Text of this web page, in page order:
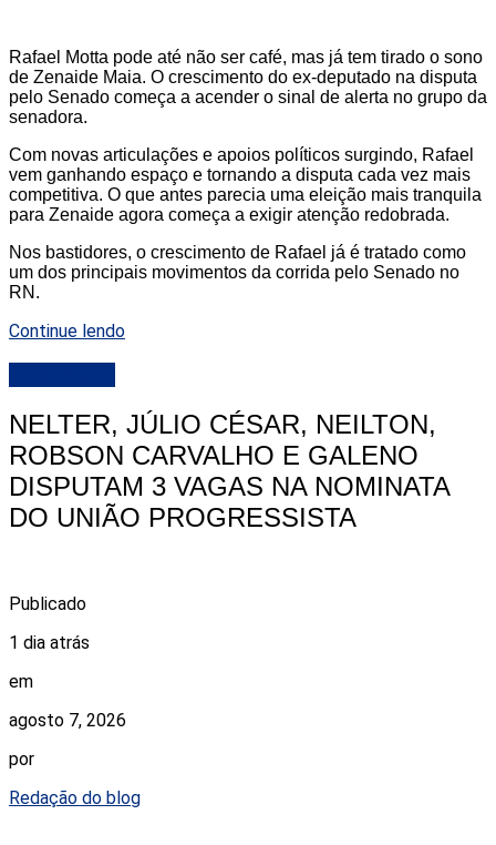
Rafael Motta pode até não ser café, mas já tem tirado o sono
de Zenaide Maia. O crescimento do ex-deputado na disputa
pelo Senado começa a acender o sinal de alerta no grupo da
senadora.
Com novas articulações e apoios políticos surgindo, Rafael
vem ganhando espaço e tornando a disputa cada vez mais
competitiva. O que antes parecia uma eleição mais tranquila
para Zenaide agora começa a exigir atenção redobrada.
Nos bastidores, o crescimento de Rafael já é tratado como
um dos principais movimentos da corrida pelo Senado no
RN.
Continue lendo
NELTER, JÚLIO CÉSAR, NEILTON,
ROBSON CARVALHO E GALENO
DISPUTAM 3 VAGAS NA NOMINATA
DO UNIÃO PROGRESSISTA
Publicado
1 dia atrás
em
agosto 7, 2026
por
Redação do blog